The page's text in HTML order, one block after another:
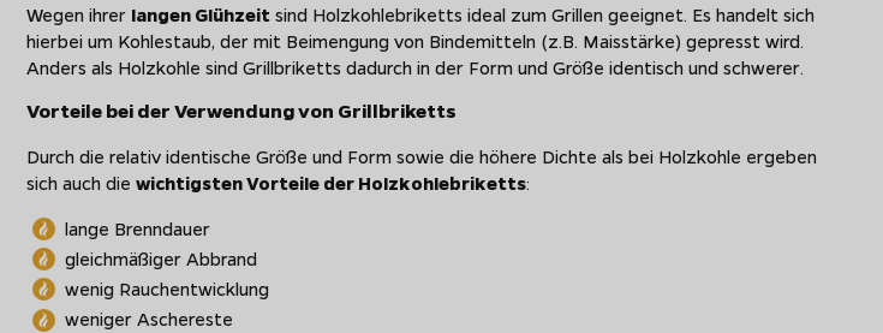
Wegen ihrer langen Glühzeit sind Holzkohlebriketts ideal zum Grillen geeignet. Es handelt sich
hierbei um Kohlestaub, der mit Beimengung von Bindemitteln (z.B. Maisstärke) gepresst wird.
Anders als Holzkohle sind Grillbriketts dadurch in der Form und Größe identisch und schwerer.
Vorteile bei der Verwendung von Grillbriketts
Durch die relativ identische Größe und Form sowie die höhere Dichte als bei Holzkohle ergeben
sich auch diewichtigsten Vorteile der Holzkohlebriketts:
lange Brenndauer
gleichmäßiger Abbrand
wenig Rauchentwicklung
weniger Aschereste